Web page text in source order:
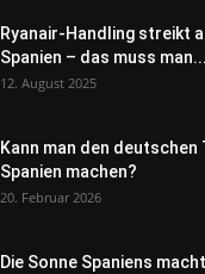
Ryanair-Handling streikt
Spanien – das muss man...
12. August 2025
Kann man den deutschen
Spanien machen?
20. Februar 2026
Die Sonne Spaniens